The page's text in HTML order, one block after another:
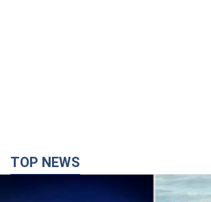
TOP NEWS